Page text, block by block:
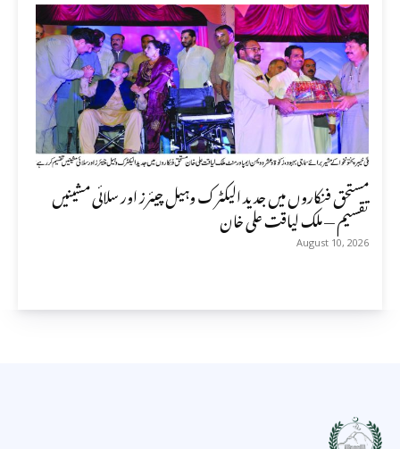
مستحق فنکاروں میں جدید الیکٹرک وہیل چیئرز اور سلائی مشینیں
تقسیم — ملک لیاقت علی خان
August 10, 2026